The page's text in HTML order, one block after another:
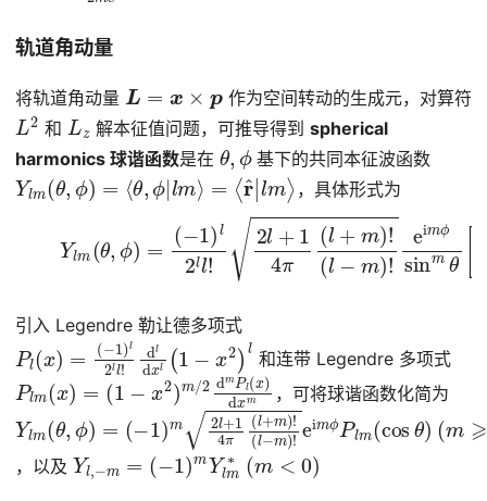
轨道角动量
将轨道角动量 L= 作为空间转动的生成元，对算符
L2 和 Lz 解本征值问题，可推导得到spherical
harmonics 球谐函数是在 θ,ϕ基下的共同本征波函数
Yl m(θ ϕ ⟨ θ,ϕ |lm ⟩=⟨ ^|lm ，具体形式为
θ = 1)l2ll!2 + 14 π( l+ m)!
m sin θ[ddcos θ] l− m sin2 lθ
引入 Legendre 勒让德多项式
Pl (x )
(− 1 l2 dldx 1− x2 和连带 Legendre 多项式
Pl m( x)
(1 − x2) /2d mP l(x)dxm ，可将球谐函数化简为
Yl m(θ ϕ
(− )m 2l+ 4π l+m !
(l− m) eim P m(cosθ) (m⩾0)
，以及 Yl (− ) mYlm ∗ ( m< 0)